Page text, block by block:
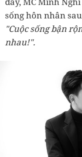
sống hôn nhân
"Cuộc sống bận
nhau!".